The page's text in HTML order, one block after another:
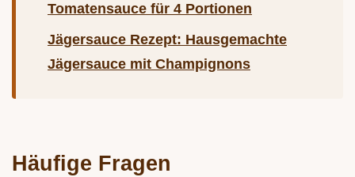
Tomatensauce für 4 Portionen
Jägersauce Rezept: Hausgemachte
Jägersauce mit Champignons
Häufige Fragen